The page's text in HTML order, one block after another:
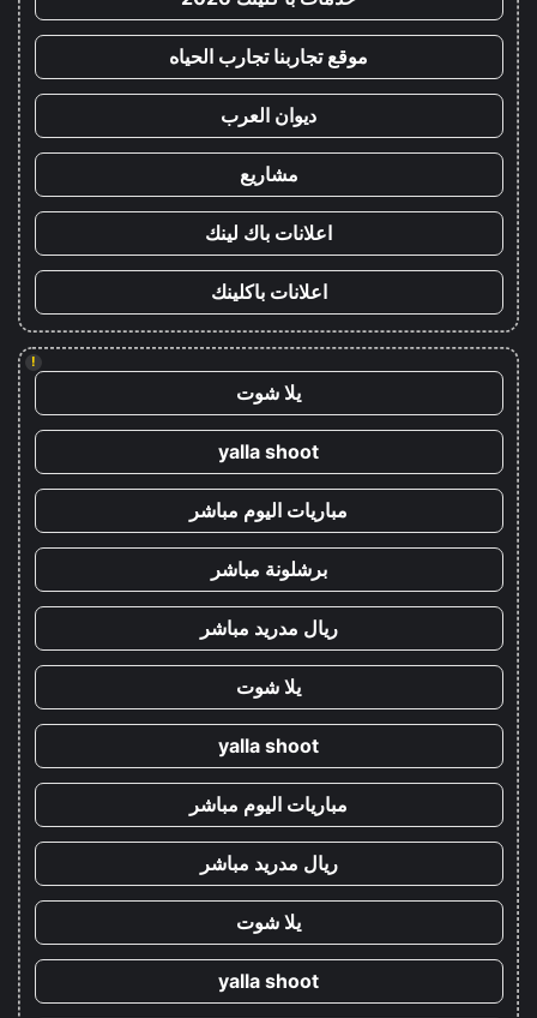
موقع تجاربنا تجارب الحياه
ديوان العرب
مشاريع
اعلانات باك لينك
اعلانات باكلينك
!
يلا شوت
yalla shoot
مباريات اليوم مباشر
برشلونة مباشر
ريال مدريد مباشر
يلا شوت
yalla shoot
مباريات اليوم مباشر
ريال مدريد مباشر
يلا شوت
yalla shoot